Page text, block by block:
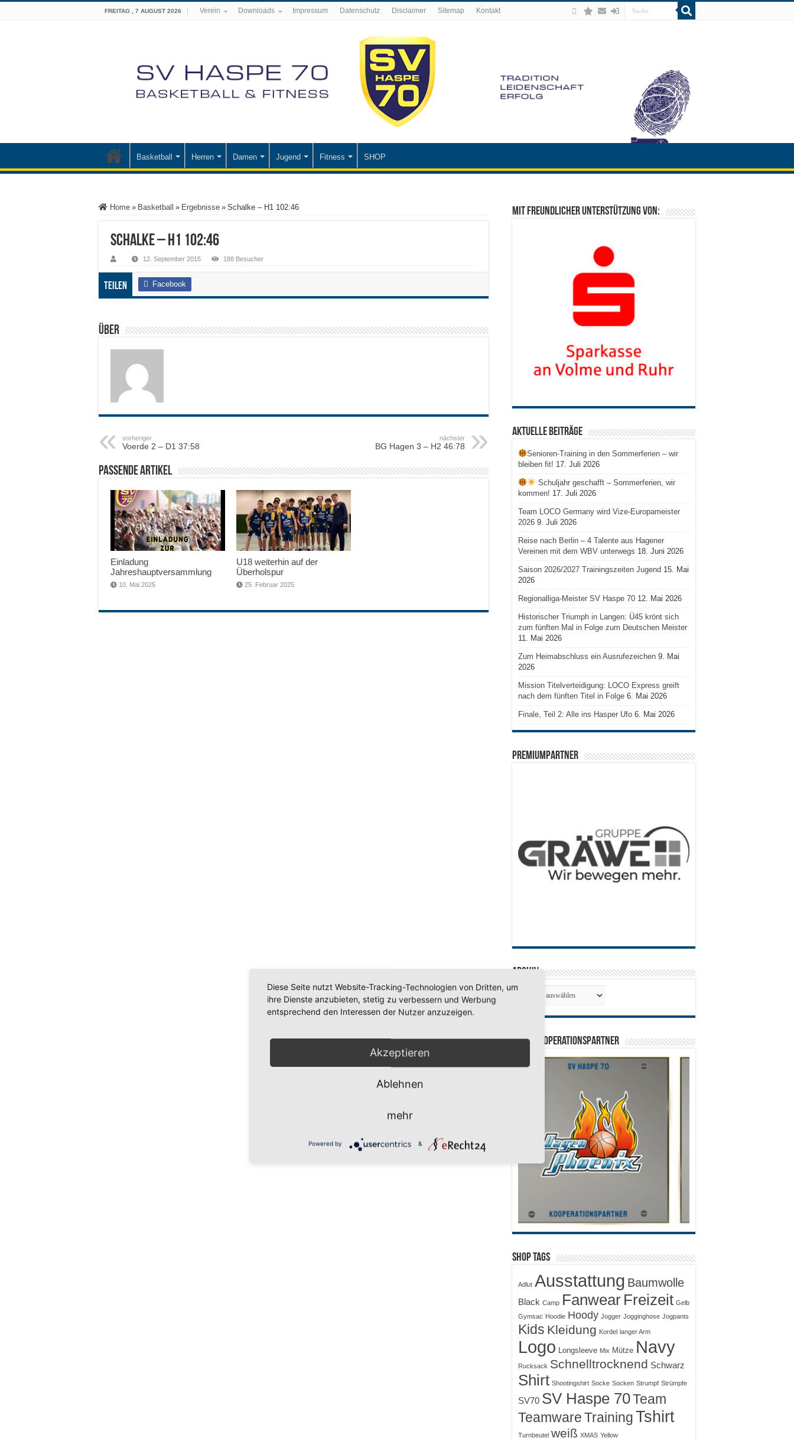
FREITAG , 7 AUGUST 2026 Verein Downloads Impressum Datenschutz Disclaimer Sitemap Kontakt
Basketball Herren Damen Jugend Fitness SHOP
Home » Basketball » Ergebnisse » Schalke – H1 102:46
Schalke – H1 102:46
12. September 2015 188 Besucher
Teilen Facebook
Über
vorheriger
Voerde 2 – D1 37:58
nächster
BG Hagen 3 – H2 46:78
Passende Artikel
Einladung
Jahreshauptversammlung
10. Mai 2025
U18 weiterhin auf der
Überholspur
25. Februar 2025
Mit freundlicher Unterstützung von:
Aktuelle Beiträge
Senioren-Training in den Sommerferien – wir
bleiben fit! 17. Juli 2026
Schuljahr geschafft – Sommerferien, wir
kommen! 17. Juli 2026
Team LOCO Germany wird Vize-Europameister
2026 9. Juli 2026
Reise nach Berlin – 4 Talente aus Hagener
Vereinen mit dem WBV unterwegs 18. Juni 2026
Saison 2026/2027 Trainingszeiten Jugend 15. Mai
2026
Regionalliga-Meister SV Haspe 70 12. Mai 2026
Historischer Triumph in Langen: Ü45 krönt sich
zum fünften Mal in Folge zum Deutschen Meister
11. Mai 2026
Zum Heimabschluss ein Ausrufezeichen 9. Mai
2026
Mission Titelverteidigung: LOCO Express greift
nach dem fünften Titel in Folge 6. Mai 2026
Finale, Teil 2: Alle ins Hasper Ufo 6. Mai 2026
PREMIUMPARTNER
Archiv
SV 70 Kooperationspartner
Shop Tags
Adlut Ausstattung Baumwolle
Black Camp Fanwear Freizeit Gelb
Gymsac Hoodie Hoody Jogger Jogginghose Jogpants
Kids Kleidung Kordel langer Arm
Logo Longsleeve Mix Mütze Navy
Rucksack Schnelltrocknend Schwarz
Shirt Shootingshirt Socke Socken Strumpf Strümpfe
SV70 SV Haspe 70Team
Teamware TrainingTshirt
Turnbeutel weiß XMAS Yellow
Diese Seite nutzt Website-Tracking-Technologien von Dritten, um
ihre Dienste anzubieten, stetig zu verbessern und Werbung
entsprechend den Interessen der Nutzer anzuzeigen.
Akzeptieren
Ablehnen
mehr
Powered by &